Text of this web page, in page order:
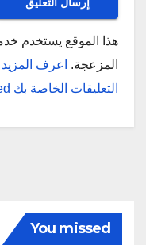
هذا الموقع يستخدم
المزعجة.
اعرف
التعليقات الخاصة بك processed
You missed